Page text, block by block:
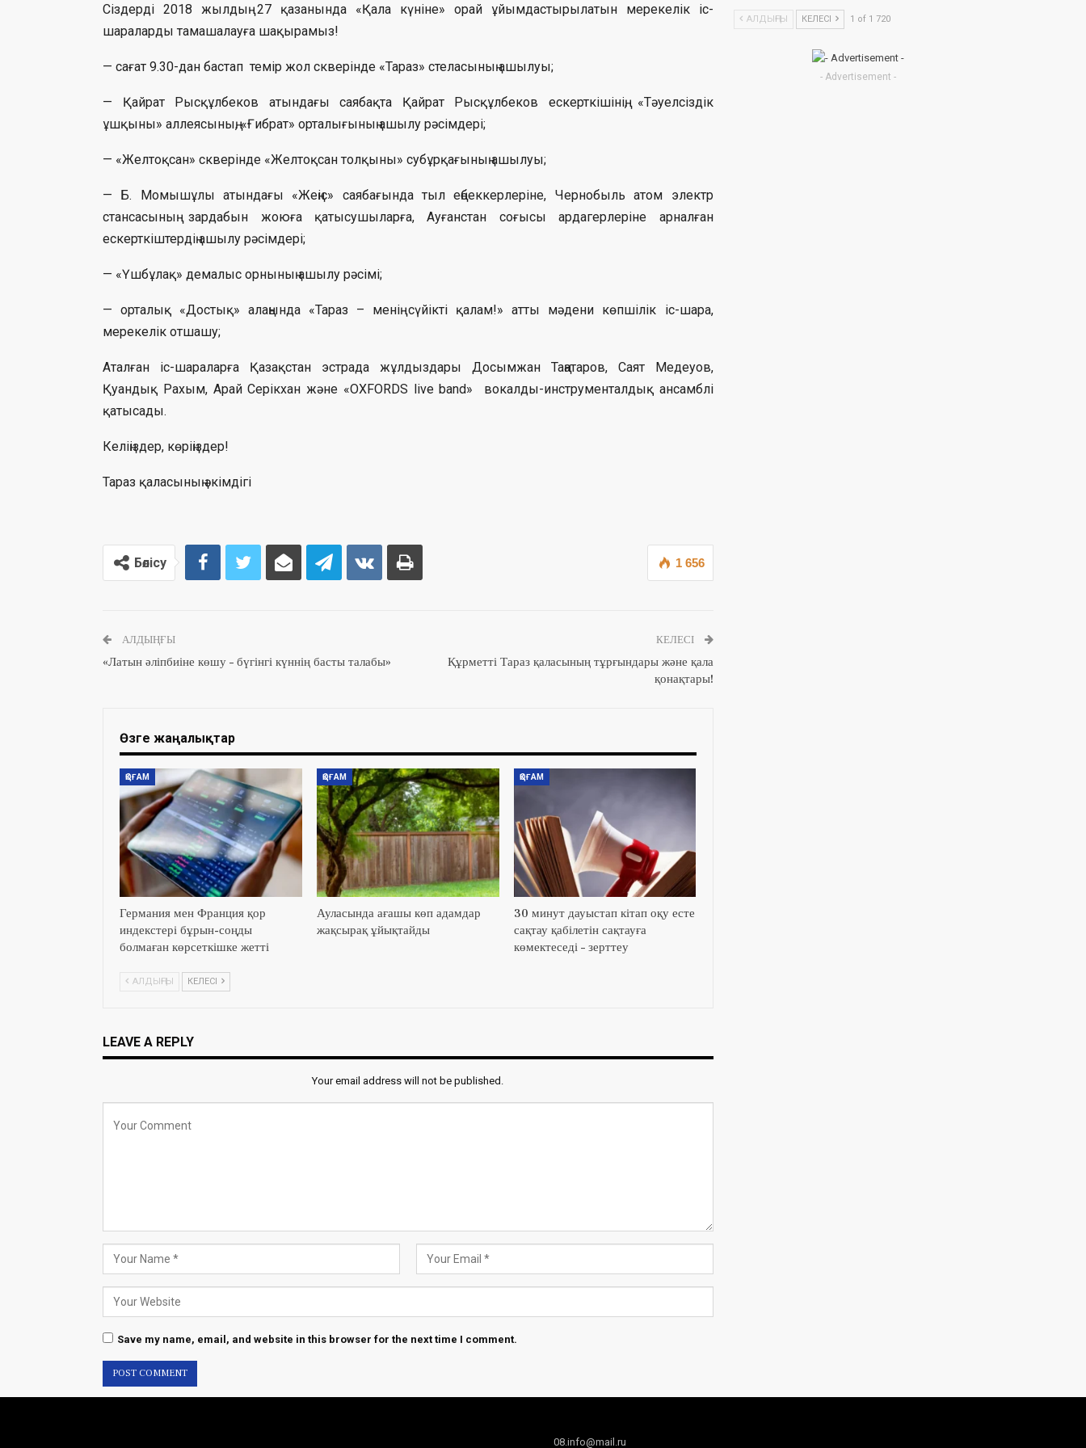
Сіздерді 2018 жылдың 27 қазанында «Қала күніне» орай ұйымдастырылатын мерекелік іс-
шараларды тамашалауға шақырамыз!
— сағат 9.30-дан бастап темір жол скверінде «Тараз» стеласының ашылуы;
— Қайрат Рысқұлбеков атындағы саябақта Қайрат Рысқұлбеков ескерткішінің, «Тәуелсіздік
ұшқыны» аллеясының, «Ғибрат» орталығының ашылу рәсімдері;
— «Желтоқсан» скверінде «Желтоқсан толқыны» субұрқағының ашылуы;
— Б. Момышұлы атындағы «Жеңіс» саябағында тыл еңбеккерлеріне, Чернобыль атом электр
стансасының зардабын жоюға қатысушыларға, Ауғанстан соғысы ардагерлеріне арналған
ескерткіштердің ашылу рәсімдері;
— «Үшбұлақ» демалыс орнының ашылу рәсімі;
— орталық «Достық» алаңында «Тараз – менің сүйікті қалам!» атты мәдени көпшілік іс-шара,
мерекелік отшашу;
Аталған іс-шараларға Қазақстан эстрада жұлдыздары Досымжан Таңатаров, Саят Медеуов,
Қуандық Рахым, Арай Серікхан және «OXFORDS live band» вокалды-инструменталдық ансамблі
қатысады.
Келіңіздер, көріңіздер!
Тараз қаласының әкімдігі
1 656
Бөлісу
АЛДЫҢҒЫ
«Латын әліпбиіне көшу – бүгінгі күннің басты талабы»
КЕЛЕСІ
Құрметті Тараз қаласының тұрғындары және қала
қонақтары!
Өзге жаңалықтар
ҚОҒАМ
Германия мен Франция қор
индекстері бұрын-соңды
болмаған көрсеткішке жетті
ҚОҒАМ
Ауласында ағашы көп адамдар
жақсырақ ұйықтайды
ҚОҒАМ
30 минут дауыстап кітап оқу есте
сақтау қабілетін сақтауға
көмектеседі – зерттеу
АЛДЫҢҒЫ КЕЛЕСІ
LEAVE A REPLY
Your email address will not be published.
Save my name, email, and website in this browser for the next time I comment.
АЛДЫҢҒЫ КЕЛЕСІ 1 of 1 720
- Advertisement -
08.info@mail.ru